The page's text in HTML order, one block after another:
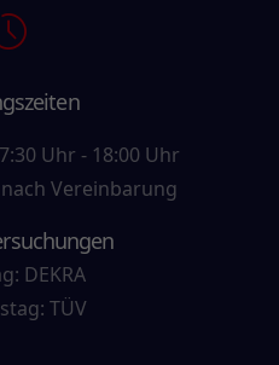
7:30 Uhr - 18:00 Uhr
Vereinbarung
DEKRA
TÜV